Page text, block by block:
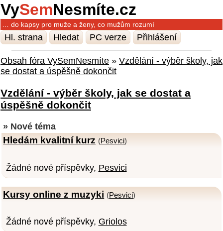
VySemNesmíte.cz
… do kapsy pro muže a ženy, co mužům rozumí
Hl. strana Hledat PC verze Přihlášení
Obsah fóra VySemNesmíte » Vzdělání - výběr školy, jak
se dostat a úspěšně dokončit
Vzdělání - výběr školy, jak se dostat a
úspěšně dokončit
» Nové téma
Hledám kvalitní kurz (Pesvici)
Žádné nové příspěvky, Pesvici
Kursy online z muzyki (Pesvici)
Žádné nové příspěvky, Griolos